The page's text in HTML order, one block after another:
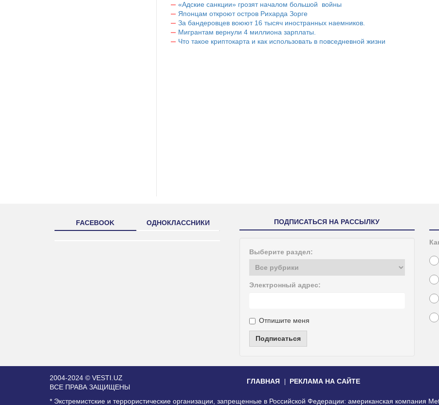
«Адские санкции» грозят началом большой войны
Японцам откроют остров Рихарда Зорге
За бандеровцев воюют 16 тысяч иностранных наемников.
Мигрантам вернули 4 миллиона зарплаты.
Что такое криптокарта и как использовать в повседневной жизни
FACEBOOK ОДНОКЛАССНИКИ ПОДПИСАТЬСЯ НА РАССЫЛКУ
Выберите раздел:
Электронный адрес:
Отпишите меня
Подписаться
2004-2024 © VESTI.UZ
ВСЕ ПРАВА ЗАЩИЩЕНЫ
ГЛАВНАЯ РЕКЛАМА НА САЙТЕ
* Экстремистские и террористические организации, запрещенные в Российской Федерации: американская компания